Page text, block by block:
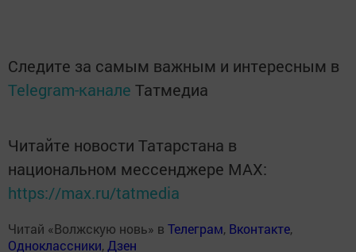
Следите за самым важным и интересным в
Telegram-канале Татмедиа
Читайте новости Татарстана в
национальном мессенджере MАХ:
https://max.ru/tatmedia
Читай «Волжскую новь» в Телеграм, Вконтакте,
Одноклассники, Дзен